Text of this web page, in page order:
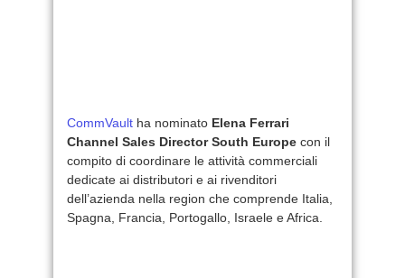
CommVault ha nominato Elena Ferrari
Channel Sales Director South Europe con il
compito di coordinare le attività commerciali
dedicate ai distributori e ai rivenditori
dell’azienda nella region che comprende Italia,
Spagna, Francia, Portogallo, Israele e Africa.